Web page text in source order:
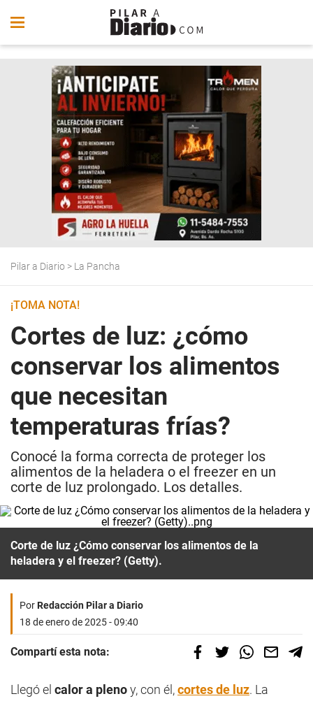
Pilar a Diario > La Pancha
¡TOMA NOTA!
Cortes de luz: ¿cómo
conservar los alimentos
que necesitan
temperaturas frías?
Conocé la forma correcta de proteger los
alimentos de la heladera o el freezer en un
corte de luz prolongado. Los detalles.
Corte de luz ¿Cómo conservar los alimentos de la
heladera y el freezer? (Getty).
PorRedacción Pilar a Diario
18 de enero de 2025 - 09:40
Compartí esta nota:
Llegó el calor a plenoy, con él,cortes de luz. La